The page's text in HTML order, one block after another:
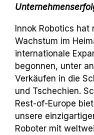
Innok Robotics hat
Wachstum im
internationale
begonnen, unter
Verkäufen in die
und Tschechien.
Rest-of-Europe
unsere
Roboter mit